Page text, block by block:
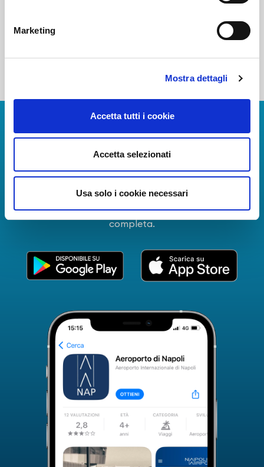
Marketing
Mostra dettagli
Accetta tutti i cookie
Accetta selezionati
Usa solo i cookie necessari
Scarica App
La Guida dei Servizi dell'Aeroporto Internazionale di
Informazioni in tempo reale sui voli, tutti i servizi e i
numeri utili per rendere la tua esperienza
all'Aeroporto di Napoli ancora più coinvolgente e
completa.